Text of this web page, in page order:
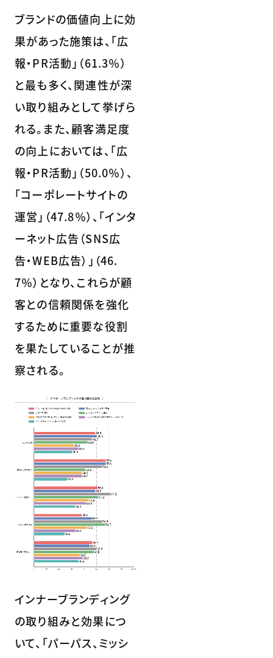
ブランドの価値向上に効
果があった施策は、「広
報・PR活動」（61.3％）
と最も多く、関連性が深
い取り組みとして挙げら
れる。また、顧客満足度
の向上においては、「広
報・PR活動」（50.0％）、
「コーポレートサイトの
運営」（47.8％）、「インタ
ーネット広告（SNS広
告・WEB広告）」（46.
7％）となり、これらが顧
客との信頼関係を強化
するために重要な役割
を果たしていることが推
察される。
インナーブランディング
の取り組みと効果につ
いて、「パーパス、ミッシ